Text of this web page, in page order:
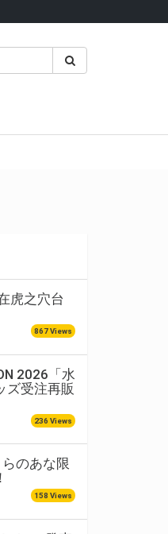
虎之穴台
867 Views
2026「水
ズ受注再販
236 Views
のあな限
158 Views